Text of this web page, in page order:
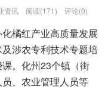
资讯 阅读(171) 评论(0)
橘红产业高质量发展
涉农专利技术专题培
。化州23个镇（街
、农业管理人员等